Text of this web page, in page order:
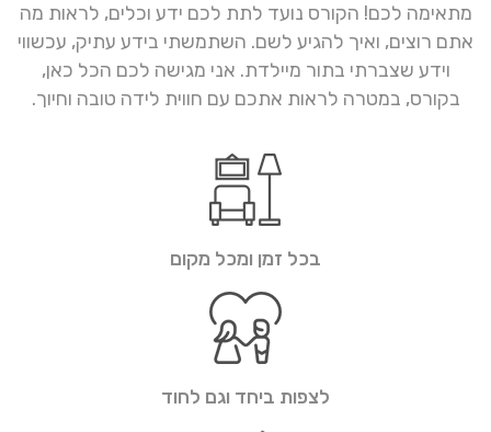
מתאימה לכם! הקורס נועד לתת לכם ידע וכלים, לראות מה
אתם רוצים, ואיך להגיע לשם. השתמשתי בידע עתיק, עכשווי
וידע שצברתי בתור מיילדת. אני מגישה לכם הכל כאן,
בקורס, במטרה לראות אתכם עם חווית לידה טובה וחיוך.
בכל זמן ומכל מקום
לצפות ביחד וגם לחוד